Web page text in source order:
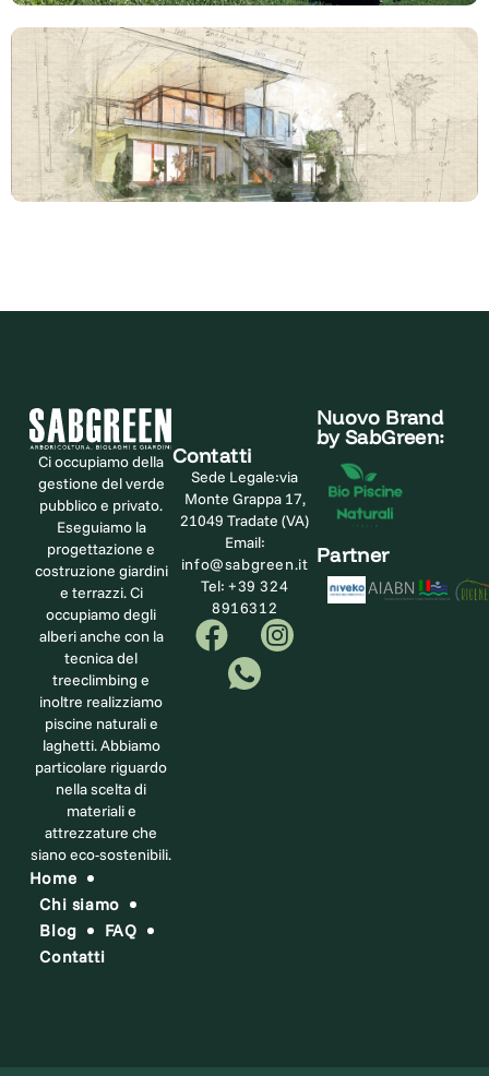
Ci occupiamo della
gestione del verde
pubblico e privato.
Eseguiamo la
progettazione e
costruzione giardini
e terrazzi. Ci
occupiamo degli
alberi anche con la
tecnica del
treeclimbing e
inoltre realizziamo
piscine naturali e
laghetti. Abbiamo
particolare riguardo
nella scelta di
materiali e
attrezzature che
siano eco-sostenibili.
Home
Chi siamo
Blog
FAQ
Contatti
Contatti
Sede Legale:via
Monte Grappa 17,
21049 Tradate (VA)
Email:
info@sabgreen.it
Tel: +39 324
8916312
Nuovo Brand
by SabGreen:
Partner